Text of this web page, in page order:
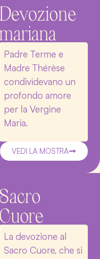
Devozione
mariana
Padre Terme e
Madre Thérèse
condividevano un
profondo amore
per la Vergine
Maria.
VEDI LA MOSTRA
Sacro
Cuore
La devozione al
Sacro Cuore, che si